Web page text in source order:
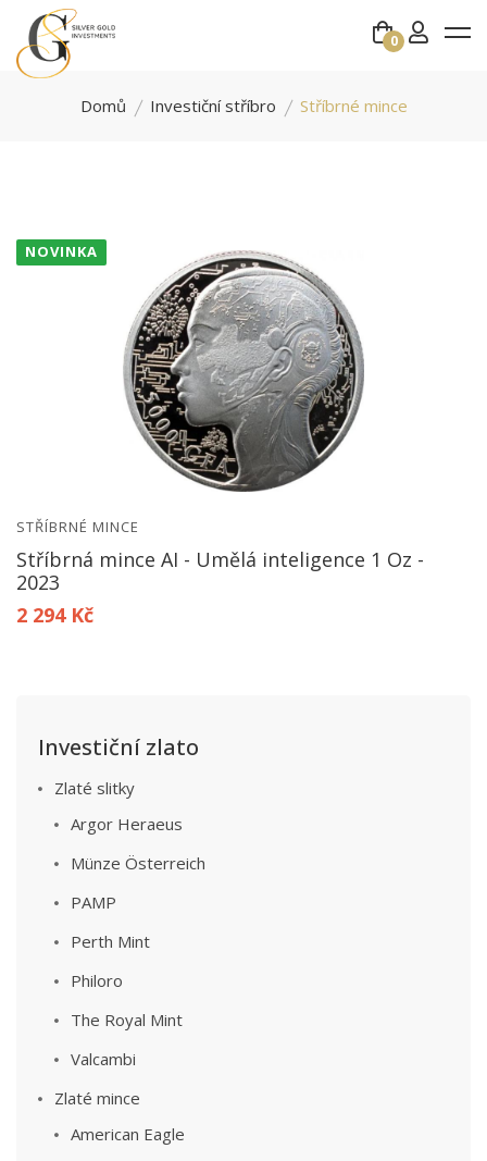
0
Domů Investiční stříbro Stříbrné mince
NOVINKA
STŘÍBRNÉ MINCE
Stříbrná mince AI - Umělá inteligence 1 Oz -
2023
2 294 Kč
Investiční zlato
Zlaté slitky
Argor Heraeus
Münze Österreich
PAMP
Perth Mint
Philoro
The Royal Mint
Valcambi
Zlaté mince
American Eagle